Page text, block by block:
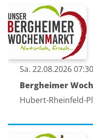
Sa. 22.08.2026
Bergheimer
Hubert-Rheinfeld-